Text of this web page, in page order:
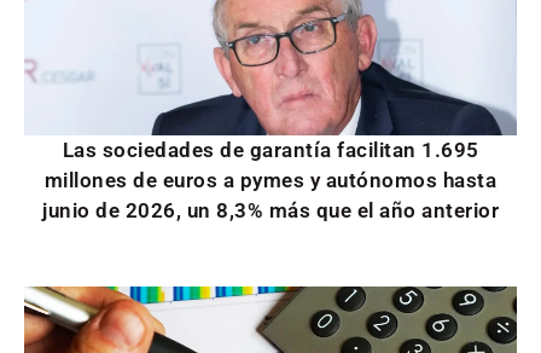
Las sociedades de garantía facilitan 1.695
millones de euros a pymes y autónomos hasta
junio de 2026, un 8,3% más que el año anterior